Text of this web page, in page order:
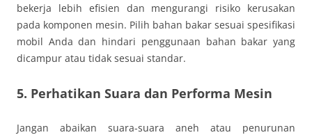
bekerja lebih efisien dan mengurangi risiko kerusakan
pada komponen mesin. Pilih bahan bakar sesuai spesifikasi
mobil Anda dan hindari penggunaan bahan bakar yang
dicampur atau tidak sesuai standar.
5. Perhatikan Suara dan Performa Mesin
Jangan abaikan suara-suara aneh atau penurunan